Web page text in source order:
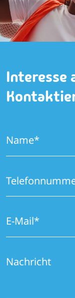
Interesse